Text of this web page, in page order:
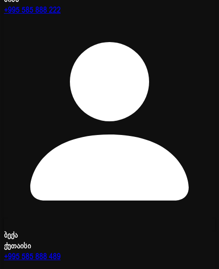
+995 585 888 222
ბექა
ქუთაისი
+995 585 888 489